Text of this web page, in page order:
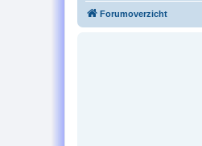
Forumoverzicht